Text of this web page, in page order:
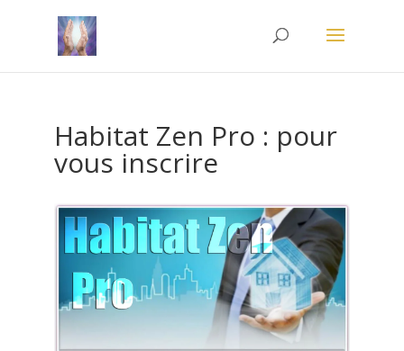
Habitat Zen Pro : pour
vous inscrire